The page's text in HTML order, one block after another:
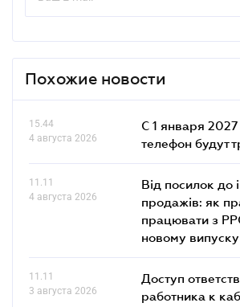
Похожие новости
15.44
4 августа 2026
С 1 января 2027
телефон будут
11.11
4 августа 2026
Від посилок до
продажів: як
працювати з
новому
11.11
3 августа 2026
Доступ
работника к